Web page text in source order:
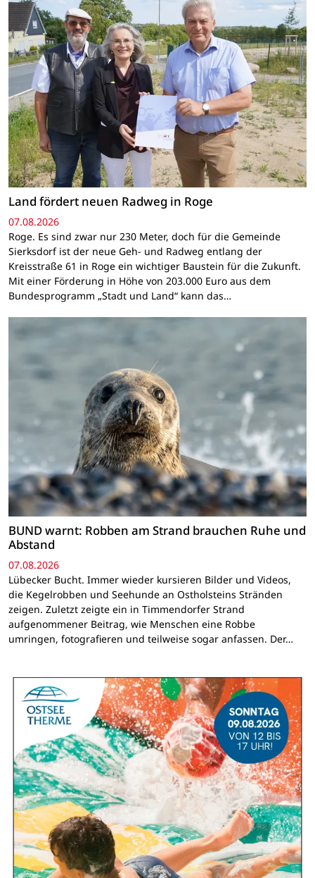
Land fördert neuen Radweg in Roge
07.08.2026
Roge. Es sind zwar nur 230 Meter, doch für die Gemeinde
Sierksdorf ist der neue Geh- und Radweg entlang der
Kreisstraße 61 in Roge ein wichtiger Baustein für die Zukunft.
Mit einer Förderung in Höhe von 203.000 Euro aus dem
Bundesprogramm „Stadt und Land“ kann das…
BUND warnt: Robben am Strand brauchen Ruhe und
Abstand
07.08.2026
Lübecker Bucht. Immer wieder kursieren Bilder und Videos,
die Kegelrobben und Seehunde an Ostholsteins Stränden
zeigen. Zuletzt zeigte ein in Timmendorfer Strand
aufgenommener Beitrag, wie Menschen eine Robbe
umringen, fotografieren und teilweise sogar anfassen. Der…